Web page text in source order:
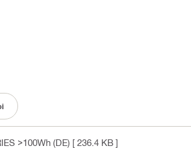
>100Wh (DE) [ 236.4 KB ]